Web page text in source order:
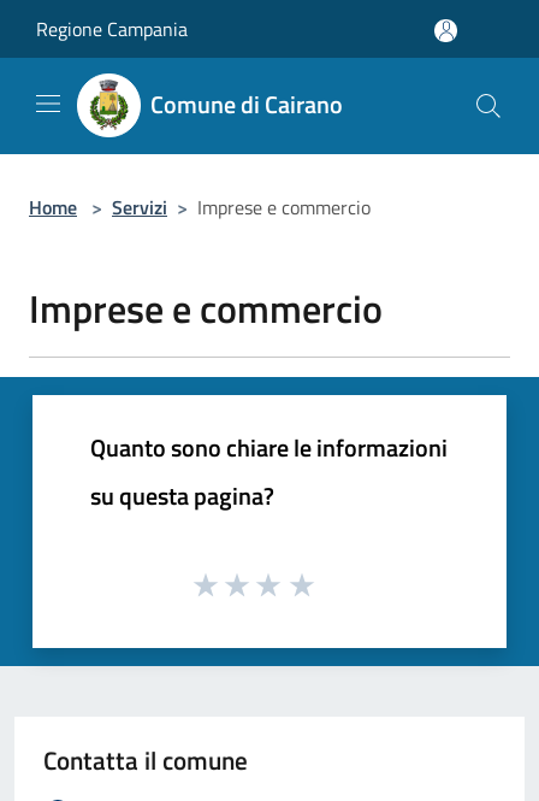
Regione Campania
Comune di Cairano
Home > Servizi > Imprese e commercio
Imprese e commercio
Quanto sono chiare le informazioni
su questa pagina?
Contatta il comune